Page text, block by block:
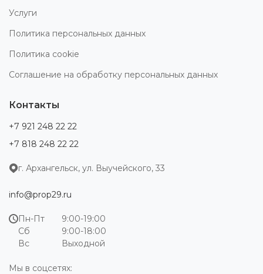
Услуги
Политика персональных данных
Политика cookie
Соглашение на обработку персональных данных
Контакты
+7 921 248 22 22
+7 818 248 22 22
г. Архангельск, ул. Выучейского, 33
info@prop29.ru
Пн-Пт
9:00-19:00
Сб
9:00-18:00
Вс
Выходной
Мы в соцсетях: